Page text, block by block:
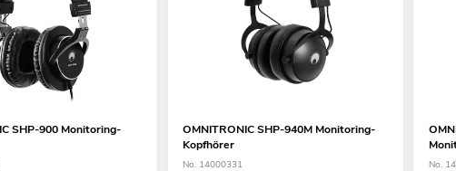
SHP-900 Monitoring-
OMNITRONIC SHP-940M Monitoring-
Kopfhörer
No. 14000331
No.